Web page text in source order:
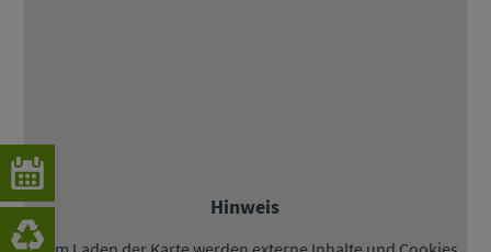
Hinweis